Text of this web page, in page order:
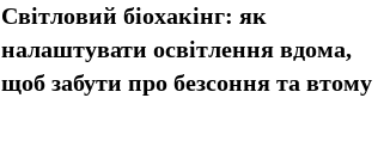
Світловий біохакінг: як
налаштувати освітлення вдома,
щоб забути про безсоння та втому